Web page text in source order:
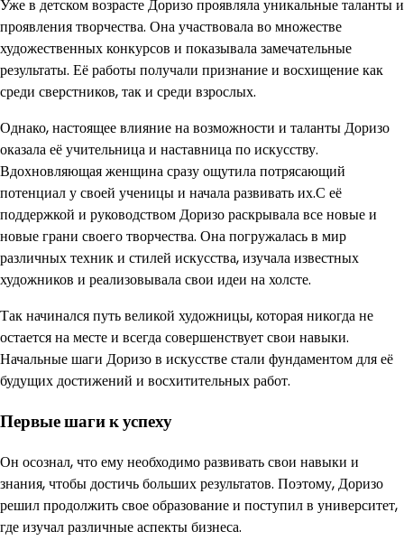
Уже в детском возрасте Доризо проявляла уникальные таланты и
проявления творчества. Она участвовала во множестве
художественных конкурсов и показывала замечательные
результаты. Её работы получали признание и восхищение как
среди сверстников, так и среди взрослых.
Однако, настоящее влияние на возможности и таланты Доризо
оказала её учительница и наставница по искусству.
Вдохновляющая женщина сразу ощутила потрясающий
потенциал у своей ученицы и начала развивать их.С её
поддержкой и руководством Доризо раскрывала все новые и
новые грани своего творчества. Она погружалась в мир
различных техник и стилей искусства, изучала известных
художников и реализовывала свои идеи на холсте.
Так начинался путь великой художницы, которая никогда не
остается на месте и всегда совершенствует свои навыки.
Начальные шаги Доризо в искусстве стали фундаментом для её
будущих достижений и восхитительных работ.
Первые шаги к успеху
Он осознал, что ему необходимо развивать свои навыки и
знания, чтобы достичь больших результатов. Поэтому, Доризо
решил продолжить свое образование и поступил в университет,
где изучал различные аспекты бизнеса.